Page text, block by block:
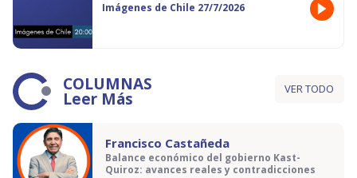
Imágenes de Chile 27/7/2026
COLUMNAS
Leer Más VER TODO
Francisco Castañeda
Balance económico del gobierno Kast-
Quiroz: avances reales y contradicciones